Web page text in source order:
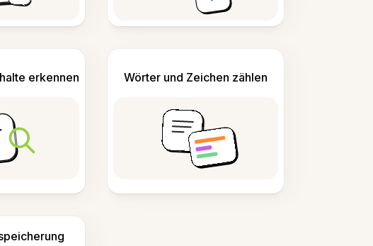
erkennen Wörter und Zeichen zählen